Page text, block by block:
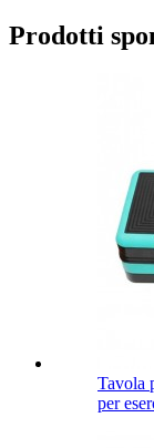
Prodotti
Tavola
per